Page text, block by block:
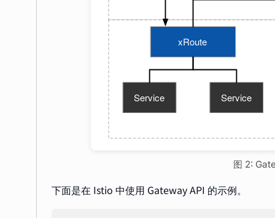
图 2:
下面是在 Istio 中使用 Gateway API 的示例。